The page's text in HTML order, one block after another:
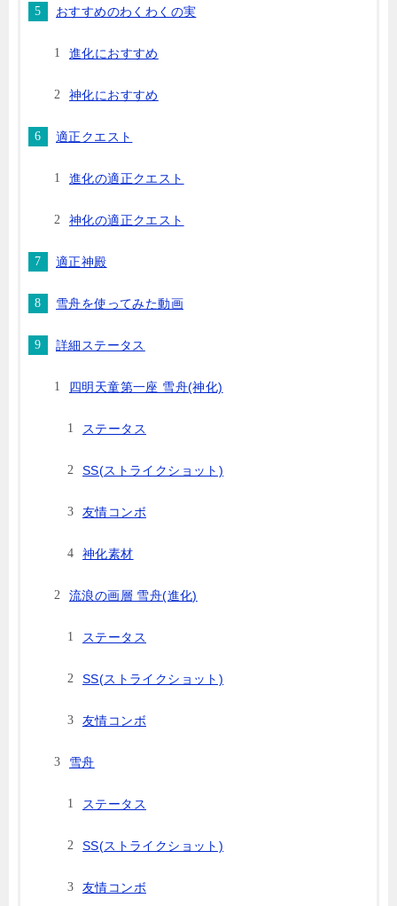
おすすめのわくわくの実
進化におすすめ
神化におすすめ
適正クエスト
進化の適正クエスト
神化の適正クエスト
適正神殿
雪舟を使ってみた動画
詳細ステータス
四明天童第一座 雪舟(神化)
ステータス
SS(ストライクショット)
友情コンボ
神化素材
流浪の画層 雪舟(進化)
ステータス
SS(ストライクショット)
友情コンボ
雪舟
ステータス
SS(ストライクショット)
友情コンボ